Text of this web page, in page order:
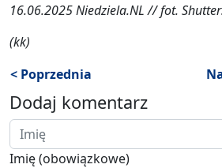
16.06.2025 Niedziela.NL // fot.
(kk)
< Poprzednia
Dodaj komentarz
Imię (obowiązkowe)